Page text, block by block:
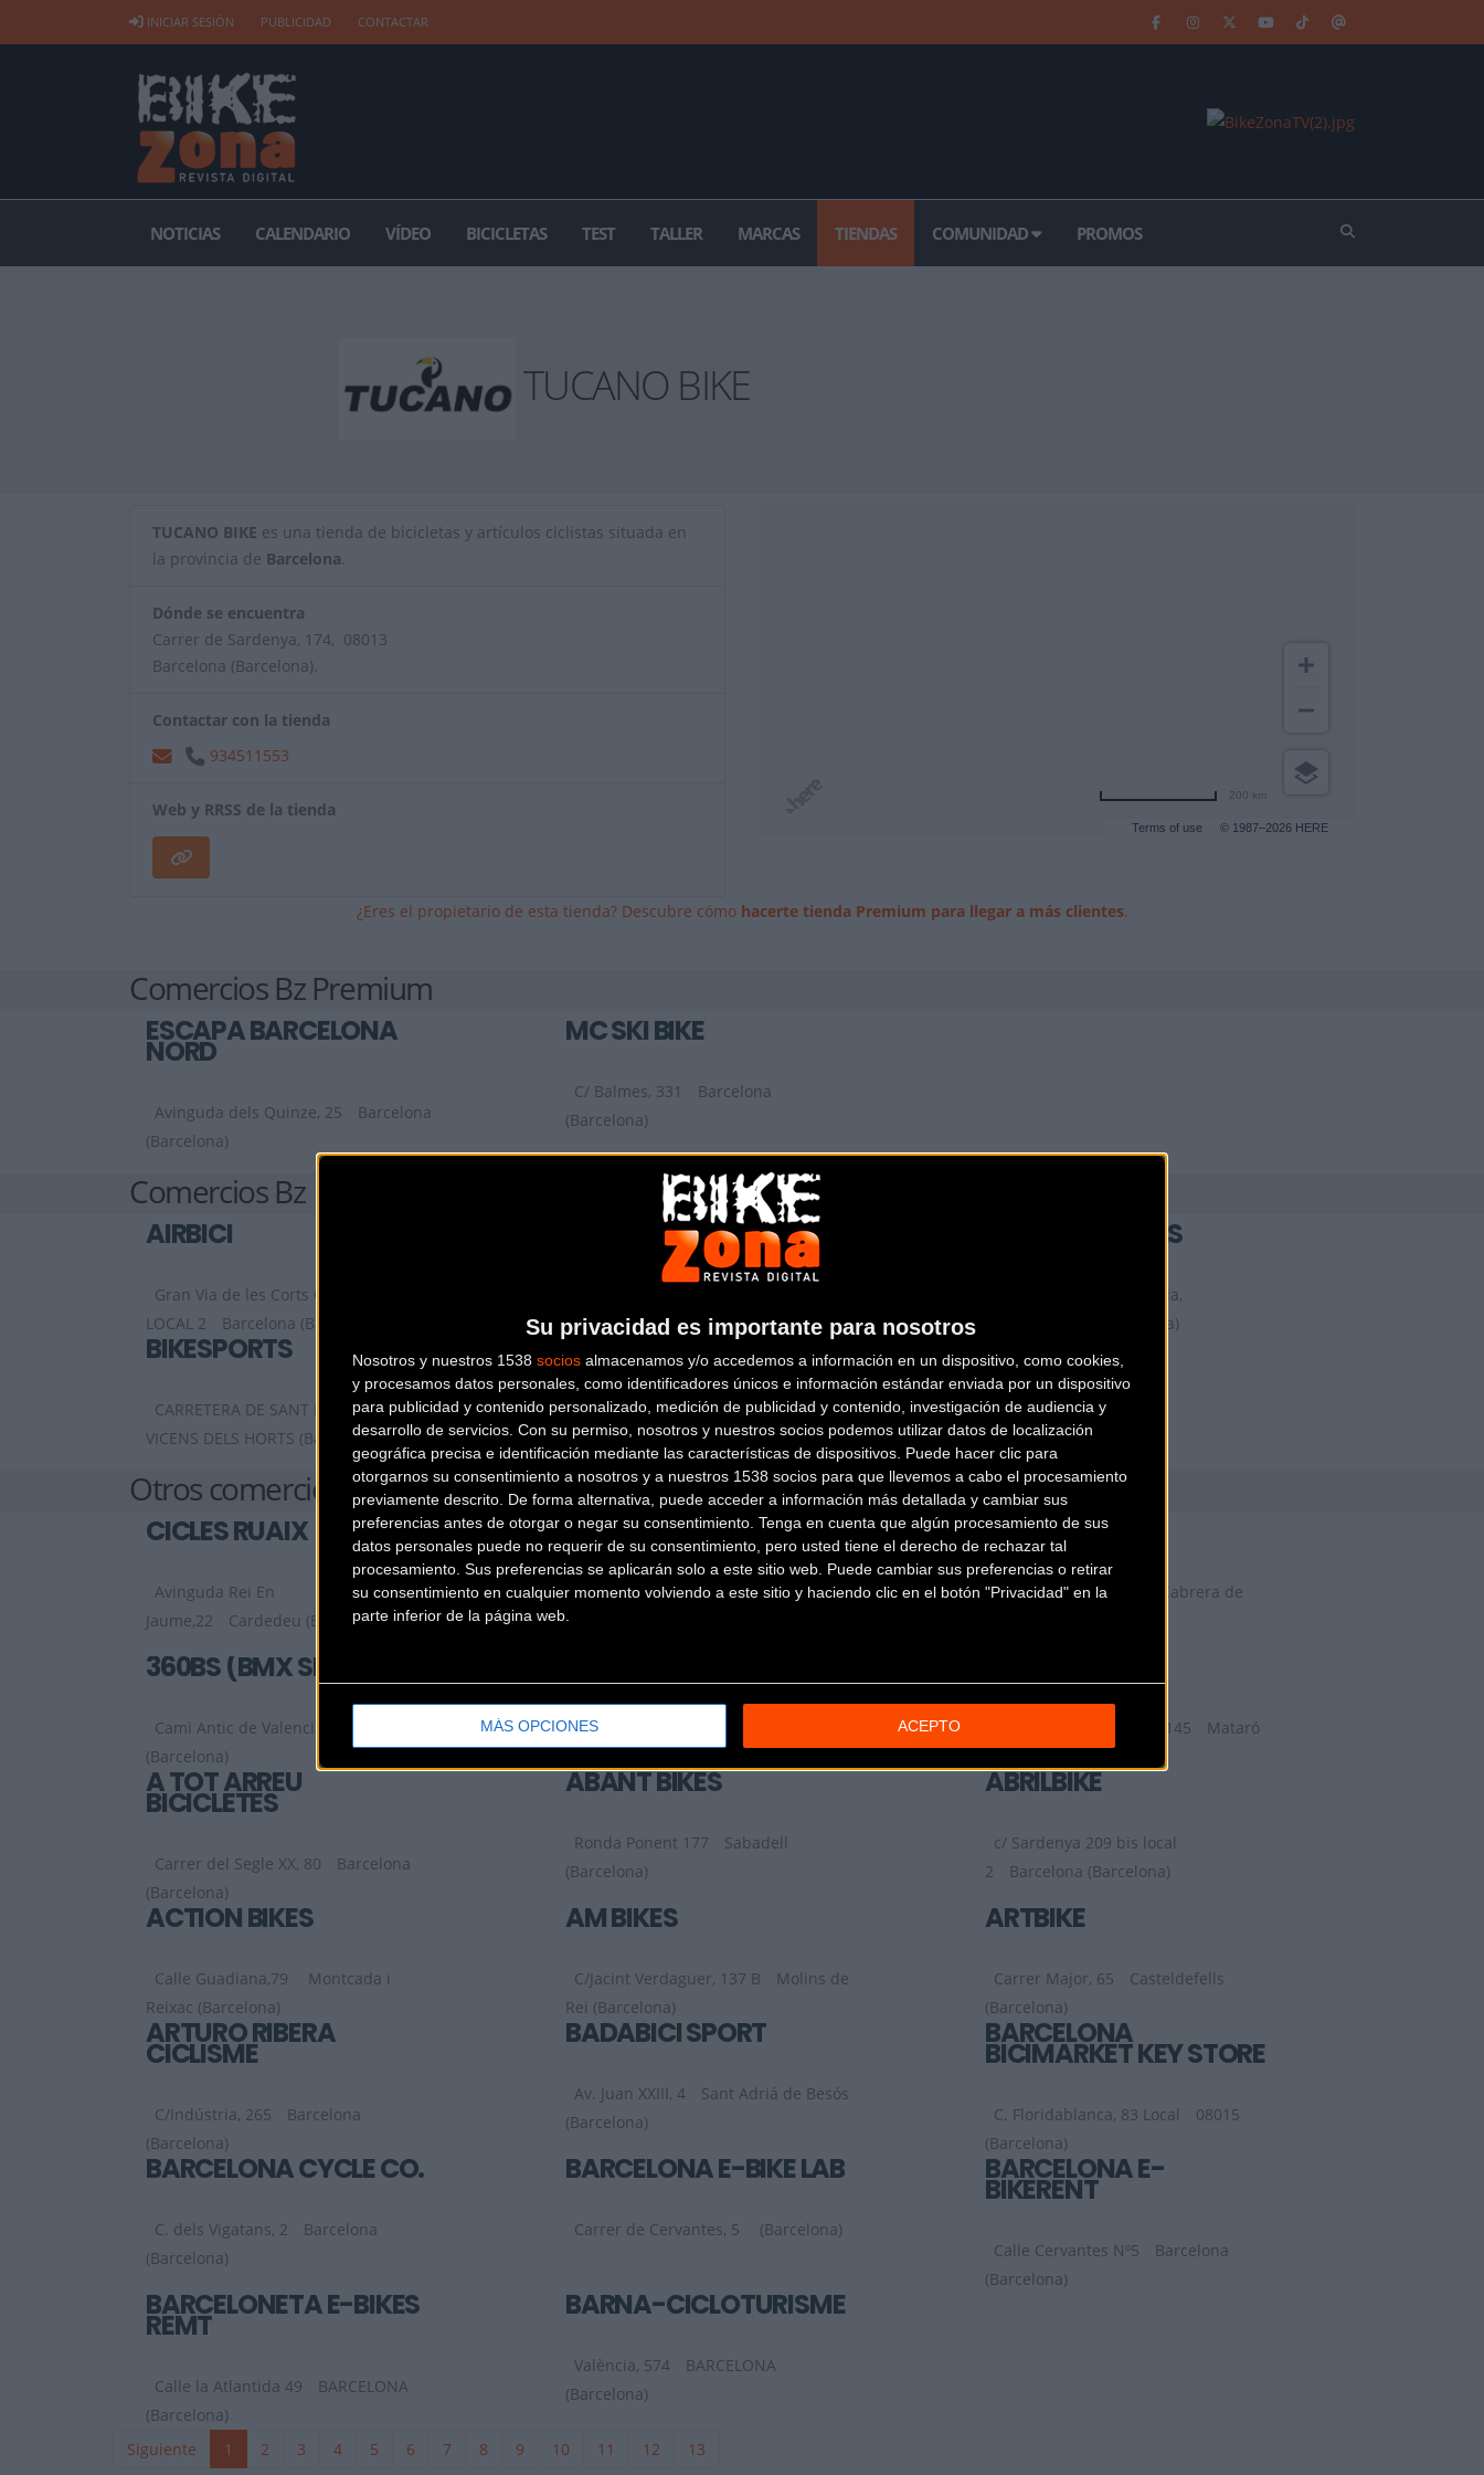
Su privacidad es importante para nosotros
Nosotros y nuestros 1538 socios almacenamos y/o accedemos a información en un dispositivo, como cookies,
y procesamos datos personales, como identificadores únicos e información estándar enviada por un dispositivo
para publicidad y contenido personalizado, medición de publicidad y contenido, investigación de audiencia y
desarrollo de servicios. Con su permiso, nosotros y nuestros socios podemos utilizar datos de localización
geográfica precisa e identificación mediante las características de dispositivos. Puede hacer clic para
otorgarnos su consentimiento a nosotros y a nuestros 1538 socios para que llevemos a cabo el procesamiento
previamente descrito. De forma alternativa, puede acceder a información más detallada y cambiar sus
preferencias antes de otorgar o negar su consentimiento. Tenga en cuenta que algún procesamiento de sus
datos personales puede no requerir de su consentimiento, pero usted tiene el derecho de rechazar tal
procesamiento. Sus preferencias se aplicarán solo a este sitio web. Puede cambiar sus preferencias o retirar
su consentimiento en cualquier momento volviendo a este sitio y haciendo clic en el botón "Privacidad" en la
parte inferior de la página web.
MÁS OPCIONES ACEPTO
INICIAR SESIÓN PUBLICIDAD CONTACTAR
NOTICIAS CALENDARIO VÍDEO BICICLETAS TEST TALLER MARCAS TIENDAS COMUNIDAD PROMOS
TUCANO BIKE
TUCANO BIKE es una tienda de bicicletas y artículos ciclistas situada en
la provincia de Barcelona.
Dónde se encuentra
Carrer de Sardenya, 174, 08013
Barcelona (Barcelona).
Contactar con la tienda
934511553
Web y RRSS de la tienda
Terms of use © 1987–2026 HERE
200 km
¿Eres el propietario de esta tienda? Descubre cómo hacerte tienda Premium para llegar a más clientes.
Comercios Bz Premium
ESCAPA BARCELONA
NORD
Avinguda dels Quinze, 25
Barcelona
(Barcelona)
MC SKI BIKE
C/ Balmes, 331
Barcelona
(Barcelona)
Comercios Bz
AIRBICI
Gran Via de les Corts Catalanes, 452,
LOCAL 2
Barcelona (Barcelona)
ZONA BICIS
Boi de Llobregat (Barcelona)
KIDS ON WHEELS
Plaça de la Vila de Gràcia,
Barcelona (Barcelona)
BIKESPORTS
CARRETERA DE SANT BOI 90
SANT
VICENS DELS HORTS (Barcelona)
Otros comercios
CICLES RUAIX
Avinguda Rei En
Jaume,22
Cardedeu (Barcelona)
LA GRUPETTA BH
CONCEPT STORE
29 FACTORY
Camí del Mig, 62, 64,
Cabrera de
360BS (BMX SHOP)
Cami Antic de Valencia, 9
(Barcelona)
Carrer de Romaní, 61 Ronda de la Republica 145
Mataró
A TOT ARREU
BICICLETES
Carrer del Segle XX, 80
Barcelona
(Barcelona)
ABANT BIKES
Ronda Ponent 177
Sabadell
(Barcelona)
ABRILBIKE
c/ Sardenya 209 bis local
2
Barcelona (Barcelona)
ACTION BIKES
Calle Guadiana,79
Montcada i
Reixac (Barcelona)
AM BIKES
C/Jacint Verdaguer, 137 B
Molins de
Rei (Barcelona)
ARTBIKE
Carrer Major, 65
Casteldefells
(Barcelona)
ARTURO RIBERA
CICLISME
C/Indústria, 265
Barcelona
(Barcelona)
BADABICI SPORT
Av. Juan XXIII, 4
Sant Adriá de Besós
(Barcelona)
BARCELONA
BICIMARKET KEY STORE
C. Floridablanca, 83 Local
08015
(Barcelona)
BARCELONA CYCLE CO.
C. dels Vigatans, 2
Barcelona
(Barcelona)
BARCELONA E-BIKE LAB
Carrer de Cervantes, 5 (Barcelona)
BARCELONA E-
BIKERENT
Calle Cervantes Nº5
Barcelona
(Barcelona)
BARCELONETA E-BIKES
REMT
Calle la Atlantida 49
BARCELONA
(Barcelona)
BARNA-CICLOTURISME
València, 574
BARCELONA
(Barcelona)
Siguiente 1 2 3 4 5 6 7 8 9 10 11 12 13